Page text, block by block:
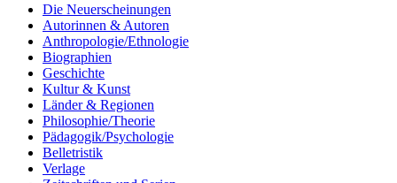
Die Neuerscheinungen
Autorinnen & Autoren
Anthropologie/Ethnologie
Biographien
Geschichte
Kultur & Kunst
Länder & Regionen
Philosophie/Theorie
Pädagogik/Psychologie
Belletristik
Verlage